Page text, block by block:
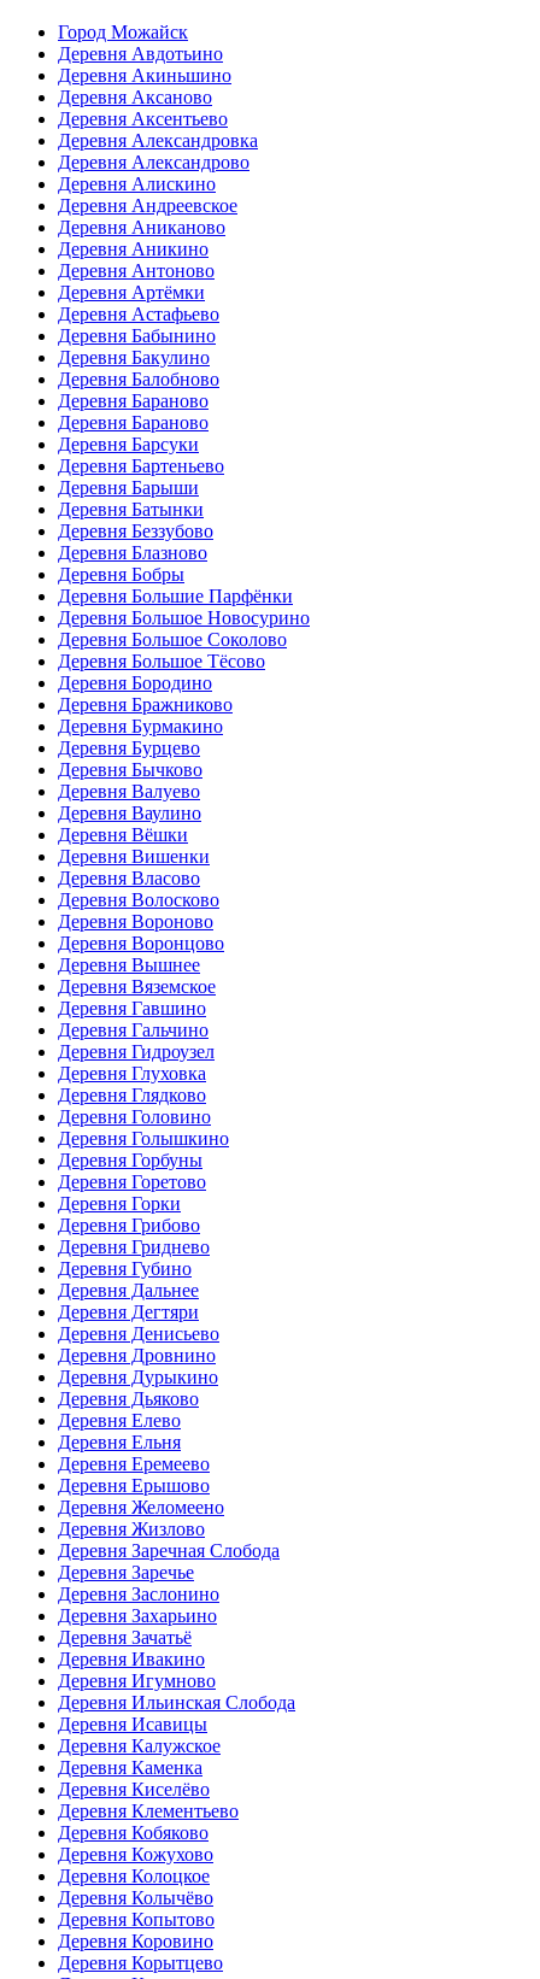
Город Можайск
Деревня Авдотьино
Деревня Акиньшино
Деревня Аксаново
Деревня Аксентьево
Деревня Александровка
Деревня Александрово
Деревня Алискино
Деревня Андреевское
Деревня Аниканово
Деревня Аникино
Деревня Антоново
Деревня Артёмки
Деревня Астафьево
Деревня Бабынино
Деревня Бакулино
Деревня Балобново
Деревня Бараново
Деревня Бараново
Деревня Барсуки
Деревня Бартеньево
Деревня Барыши
Деревня Батынки
Деревня Беззубово
Деревня Блазново
Деревня Бобры
Деревня Большие Парфёнки
Деревня Большое Новосурино
Деревня Большое Соколово
Деревня Большое Тёсово
Деревня Бородино
Деревня Бражниково
Деревня Бурмакино
Деревня Бурцево
Деревня Бычково
Деревня Валуево
Деревня Ваулино
Деревня Вёшки
Деревня Вишенки
Деревня Власово
Деревня Волосково
Деревня Вороново
Деревня Воронцово
Деревня Вышнее
Деревня Вяземское
Деревня Гавшино
Деревня Гальчино
Деревня Гидроузел
Деревня Глуховка
Деревня Глядково
Деревня Головино
Деревня Голышкино
Деревня Горбуны
Деревня Горетово
Деревня Горки
Деревня Грибово
Деревня Гриднево
Деревня Губино
Деревня Дальнее
Деревня Дегтяри
Деревня Денисьево
Деревня Дровнино
Деревня Дурыкино
Деревня Дьяково
Деревня Елево
Деревня Ельня
Деревня Еремеево
Деревня Ерышово
Деревня Желомеено
Деревня Жизлово
Деревня Заречная Слобода
Деревня Заречье
Деревня Заслонино
Деревня Захарьино
Деревня Зачатьё
Деревня Ивакино
Деревня Игумново
Деревня Ильинская Слобода
Деревня Исавицы
Деревня Калужское
Деревня Каменка
Деревня Киселёво
Деревня Клементьево
Деревня Кобяково
Деревня Кожухово
Деревня Колоцкое
Деревня Колычёво
Деревня Копытово
Деревня Коровино
Деревня Корытцево